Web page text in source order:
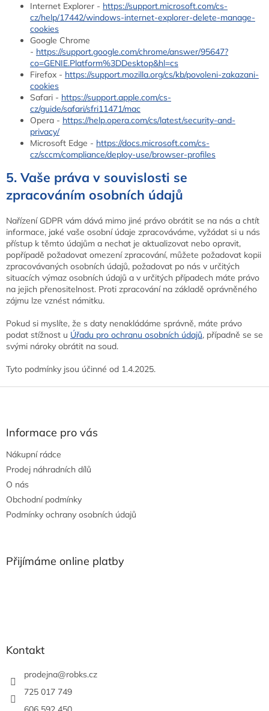
Internet Explorer - https://support.microsoft.com/cs-
cz/help/17442/windows-internet-explorer-delete-manage-
cookies
Google Chrome
- https://support.google.com/chrome/answer/95647?
co=GENIE.Platform%3DDesktop&hl=cs
Firefox - https://support.mozilla.org/cs/kb/povoleni-zakazani-
cookies
Safari - https://support.apple.com/cs-
cz/guide/safari/sfri11471/mac
Opera - https://help.opera.com/cs/latest/security-and-
privacy/
Microsoft Edge - https://docs.microsoft.com/cs-
cz/sccm/compliance/deploy-use/browser-profiles
5. Vaše práva v souvislosti se
zpracováním osobních údajů
Nařízení GDPR vám dává mimo jiné právo obrátit se na nás a chtít
informace, jaké vaše osobní údaje zpracováváme, vyžádat si u nás
přístup k těmto údajům a nechat je aktualizovat nebo opravit,
popřípadě požadovat omezení zpracování, můžete požadovat kopii
zpracovávaných osobních údajů, požadovat po nás v určitých
situacích výmaz osobních údajů a v určitých případech máte právo
na jejich přenositelnost. Proti zpracování na základě oprávněného
zájmu lze vznést námitku.
Pokud si myslíte, že s daty nenakládáme správně, máte právo
podat stížnost u Úřadu pro ochranu osobních údajů, případně se se
svými nároky obrátit na soud.
Tyto podmínky jsou účinné od 1.4.2025.
Informace pro vás
Nákupní rádce
Prodej náhradních dílů
O nás
Obchodní podmínky
Podmínky ochrany osobních údajů
Přijímáme online platby
Kontakt
prodejna@robks.cz
725 017 749